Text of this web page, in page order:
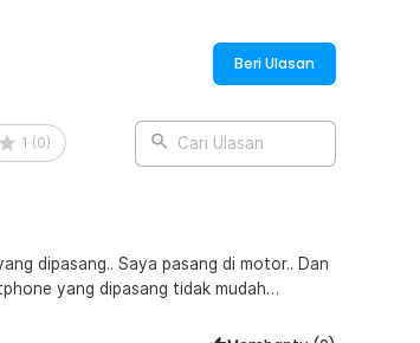
sepeda sehingga tidak mudah bergeser
Beri Ulasan
1 (0) Cari Ulasan
dipasang.. Saya pasang di motor.. Dan
yang dipasang tidak mudah